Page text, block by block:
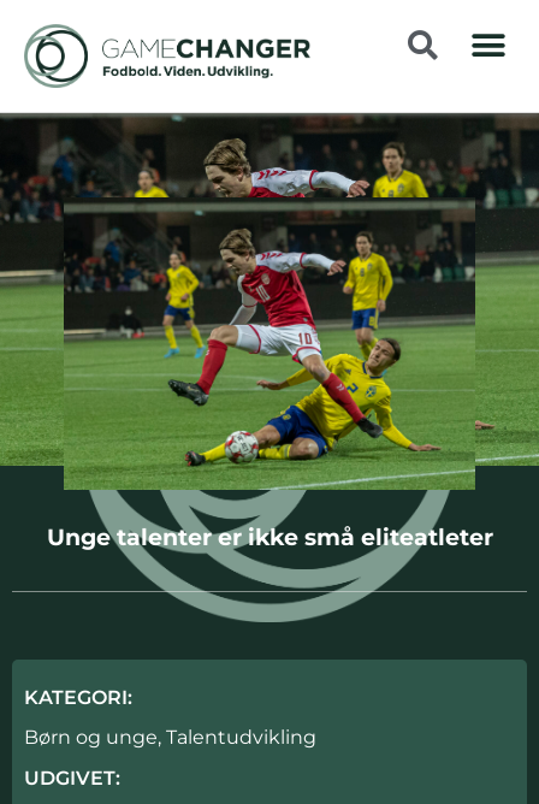
Unge talenter er ikke små eliteatleter
KATEGORI:
Børn og unge, Talentudvikling
UDGIVET: